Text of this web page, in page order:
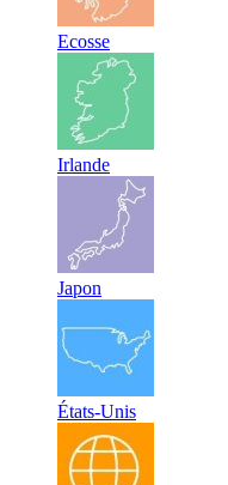
Ecosse
Irlande
Japon
États-Unis